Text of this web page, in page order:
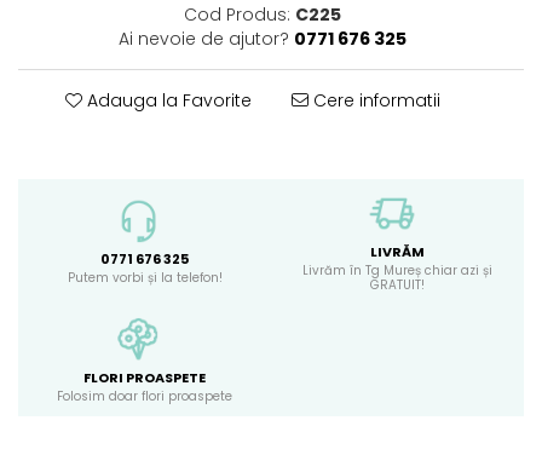
Cod Produs: C225
Ai nevoie de ajutor? 0771 676 325
Adauga la Favorite Cere informatii
0771 676 325
Putem vorbi și la telefon!
LIVRĂM
Livrăm în Tg Mureș chiar azi și
GRATUIT!
FLORI PROASPETE
Folosim doar flori proaspete